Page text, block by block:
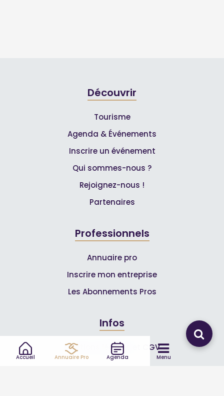
Accueil Annuaire Pro Agenda Menu
Découvrir
Tourisme
Agenda & Événements
Inscrire un événement
Qui sommes-nous ?
Rejoignez-nous !
Partenaires
Professionnels
Annuaire pro
Inscrire mon entreprise
Les Abonnements Pros
Infos
Mentions légales et CGV